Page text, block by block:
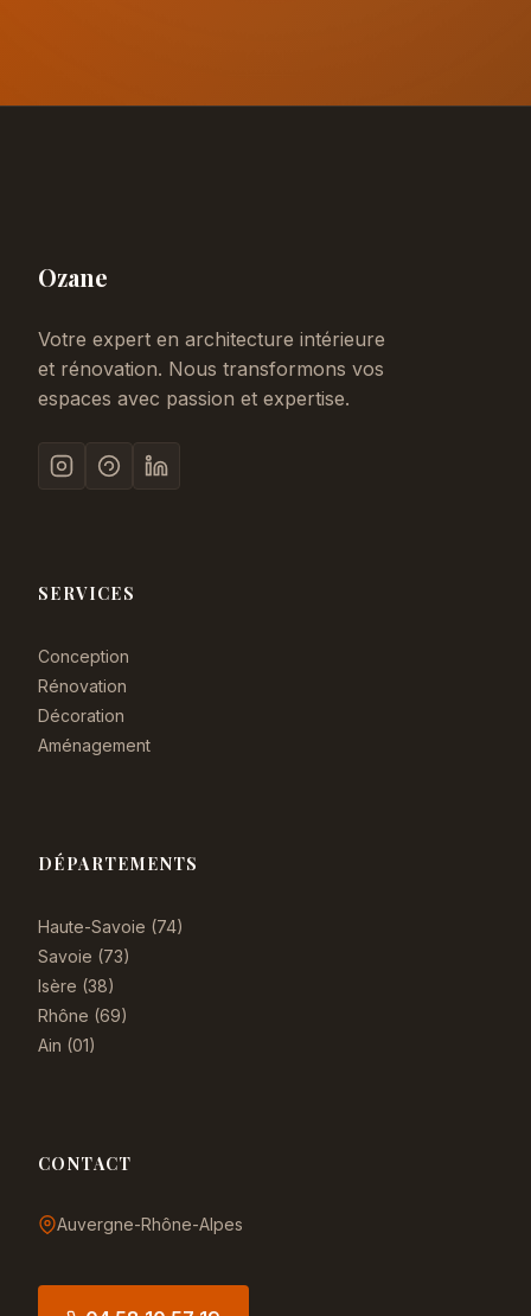
Ozane
Votre expert en architecture intérieure
et rénovation. Nous transformons vos
espaces avec passion et expertise.
SERVICES
Conception
Rénovation
Décoration
Aménagement
DÉPARTEMENTS
Haute-Savoie (74)
Savoie (73)
Isère (38)
Rhône (69)
Ain (01)
CONTACT
Auvergne-Rhône-Alpes